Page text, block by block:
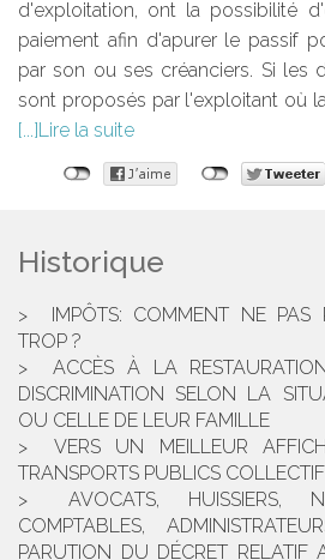
d'exploitation, ont la possibilité
paiement afin d'apurer le passif
par son ou ses créanciers. Si les
sont proposés par l'exploitant où
Lire la suite
Historique
IMPÔTS: COMMENT NE
TROP ?
ACCÈS À LA
DISCRIMINATION SELON LA
OU CELLE DE LEUR FAMILLE
VERS UN MEILLEUR
TRANSPORTS PUBLICS
AVOCATS, HUISSIERS,
COMPTABLES,
PARUTION DU DÉCRET RELATIF